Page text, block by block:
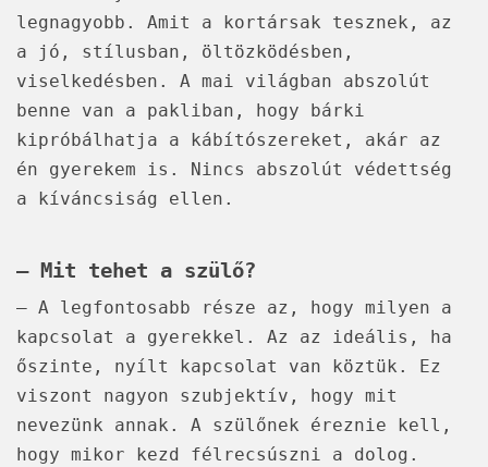
legnagyobb. Amit a kortársak tesznek, az
a jó, stílusban, öltözködésben,
viselkedésben. A mai világban abszolút
benne van a pakliban, hogy bárki
kipróbálhatja a kábítószereket, akár az
én gyerekem is. Nincs abszolút védettség
a kíváncsiság ellen.
– Mit tehet a szülő?
– A legfontosabb része az, hogy milyen a
kapcsolat a gyerekkel. Az az ideális, ha
őszinte, nyílt kapcsolat van köztük. Ez
viszont nagyon szubjektív, hogy mit
nevezünk annak. A szülőnek éreznie kell,
hogy mikor kezd félrecsúszni a dolog.